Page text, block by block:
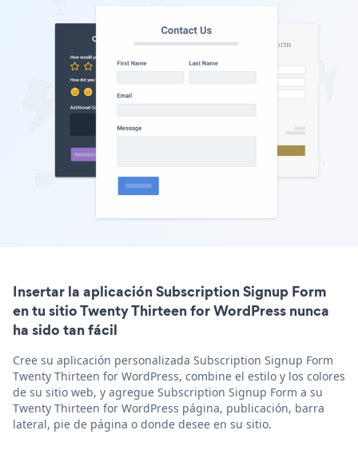
Insertar la aplicación Subscription Signup Form
en tu sitio Twenty Thirteen for WordPress nunca
ha sido tan fácil
Cree su aplicación personalizada Subscription Signup Form
Twenty Thirteen for WordPress, combine el estilo y los colores
de su sitio web, y agregue Subscription Signup Form a su
Twenty Thirteen for WordPress página, publicación, barra
lateral, pie de página o donde desee en su sitio.